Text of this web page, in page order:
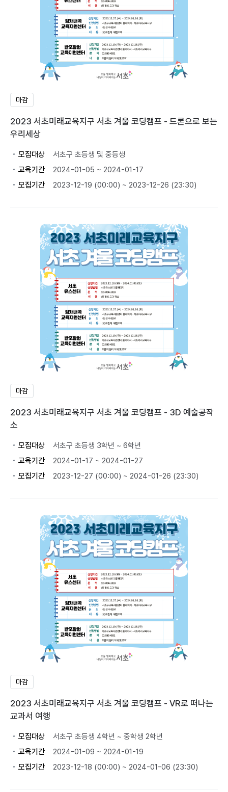
마감
2023 서초미래교육지구 서초 겨울 코딩캠프 - 드론으로 보는
우리세상
모집대상
서초구 초등생 및 중등생
교육기간
2024-01-05 ~ 2024-01-17
모집기간
2023-12-19 (00:00) ~ 2023-12-26 (23:30)
마감
2023 서초미래교육지구 서초 겨울 코딩캠프 - 3D 예술공작
소
모집대상
서초구 초등생 3학년 ~ 6학년
교육기간
2024-01-17 ~ 2024-01-27
모집기간
2023-12-27 (00:00) ~ 2024-01-26 (23:30)
마감
2023 서초미래교육지구 서초 겨울 코딩캠프 - VR로 떠나는
교과서 여행
모집대상
서초구 초등생 4학년 ~ 중학생 2학년
교육기간
2024-01-09 ~ 2024-01-19
모집기간
2023-12-18 (00:00) ~ 2024-01-06 (23:30)